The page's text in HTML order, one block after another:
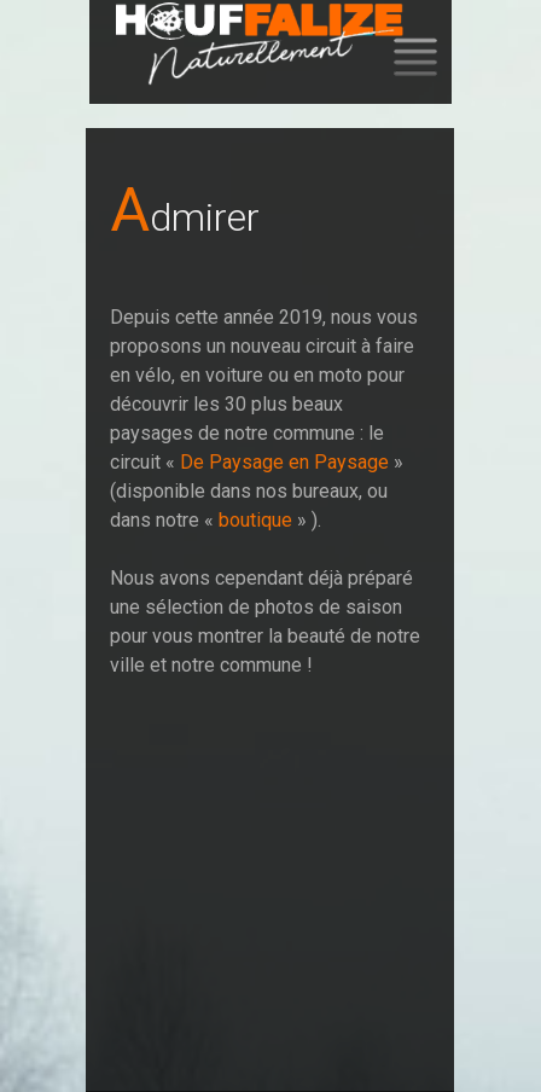
ADmirer
Depuis cette année 2019, nous vous
proposons un nouveau circuit à faire
en vélo, en voiture ou en moto pour
découvrir les 30 plus beaux
paysages de notre commune : le
circuit « De Paysage en Paysage »
(disponible dans nos bureaux, ou
dans notre « boutique » ).
Nous avons cependant déjà préparé
une sélection de photos de saison
pour vous montrer la beauté de notre
ville et notre commune !